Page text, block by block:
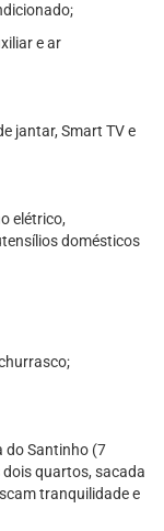
e ar
jantar, Smart TV e
elétrico,
domésticos
do Santinho (7
quartos, sacada
tranquilidade e